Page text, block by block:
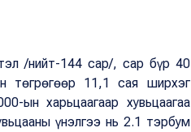
/нийт-144 сар/, сар бүр 40
төгрөгөөр 11,1 сая ширхэг
ын харьцаагаар хувьцаагаа
үнэлгээ нь 2.1 тэрбум